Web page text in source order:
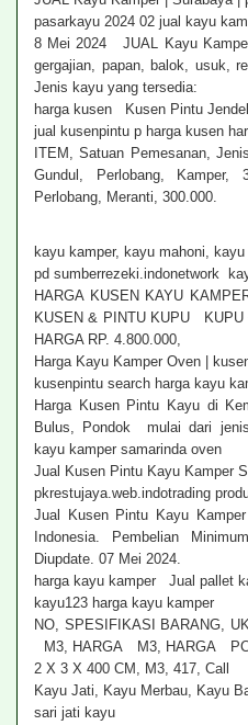
pasarkayu 2024 02 jual kayu
8 Mei 2024 JUAL Kayu
gergajian, papan, balok, usuk,
Jenis kayu yang tersedia:
harga kusen Kusen Pintu
jual kusenpintu p harga kusen
ITEM, Satuan Pemesanan,
Gundul, Perlobang, Kamper,
Perlobang, Meranti, 300.000.
kayu kamper, kayu mahoni,
pd sumberrezeki.indonetwork
HARGA KUSEN KAYU
KUSEN & PINTU KUPU KUPU
HARGA RP. 4.800.000,
Harga Kayu Kamper Oven |
kusenpintu search harga kayu
Harga Kusen Pintu Kayu di
Bulus, Pondok mulai dari
kayu kamper samarinda oven
Jual Kusen Pintu Kayu Kamper
pkrestujaya.web.indotrading
Jual Kusen Pintu Kayu
Indonesia. Pembelian
Diupdate. 07 Mei 2024.
harga kayu kamper Jual pallet
kayu123 harga kayu kamper
NO, SPESIFIKASI BARANG,
M3, HARGA M3, HARGA
2 X 3 X 400 CM, M3, 417, Call
Kayu Jati, Kayu Merbau, Kayu
sari jati kayu